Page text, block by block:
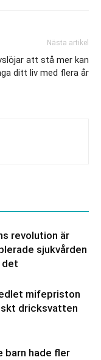
Nästa artikel
att stå mer kan
ditt liv med flera år
revolution är
sjukvården
det
mifepriston
dricksvatten
barn hade fler